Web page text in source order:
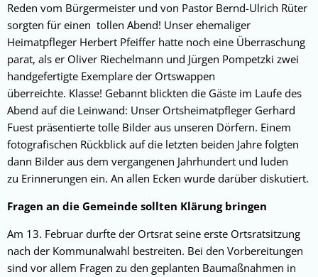
Reden vom Bürgermeister und von Pastor Bernd-Ulrich Rüter
sorgten für einen tollen Abend! Unser ehemaliger
Heimatpfleger Herbert Pfeiffer hatte noch eine Überraschung
parat, als er Oliver Riechelmann und Jürgen Pompetzki zwei
handgefertigte Exemplare der Ortswappen
überreichte. Klasse! Gebannt blickten die Gäste im Laufe des
Abend auf die Leinwand: Unser Ortsheimatpfleger Gerhard
Fuest präsentierte tolle Bilder aus unseren Dörfern. Einem
fotografischen Rückblick auf die letzten beiden Jahre folgten
dann Bilder aus dem vergangenen Jahrhundert und luden
zu Erinnerungen ein. An allen Ecken wurde darüber diskutiert.
Fragen an die Gemeinde sollten Klärung bringen
Am 13. Februar durfte der Ortsrat seine erste Ortsratsitzung
nach der Kommunalwahl bestreiten. Bei den Vorbereitungen
sind vor allem Fragen zu den geplanten Baumaßnahmen in